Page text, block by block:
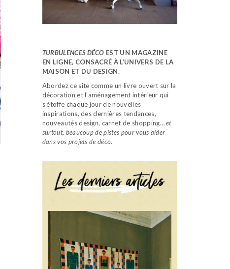
TURBULENCES DÉCO EST UN MAGAZINE
EN LIGNE, CONSACRÉ À L’UNIVERS DE LA
MAISON ET DU DESIGN.
Abordez ce site comme un livre ouvert sur la
décoration et l’aménagement intérieur qui
s’étoffe chaque jour de nouvelles
inspirations, des dernières tendances,
nouveautés design, carnet de shopping…et
surtout, beaucoup de pistes pour vous aider
dans vos projets de déco.